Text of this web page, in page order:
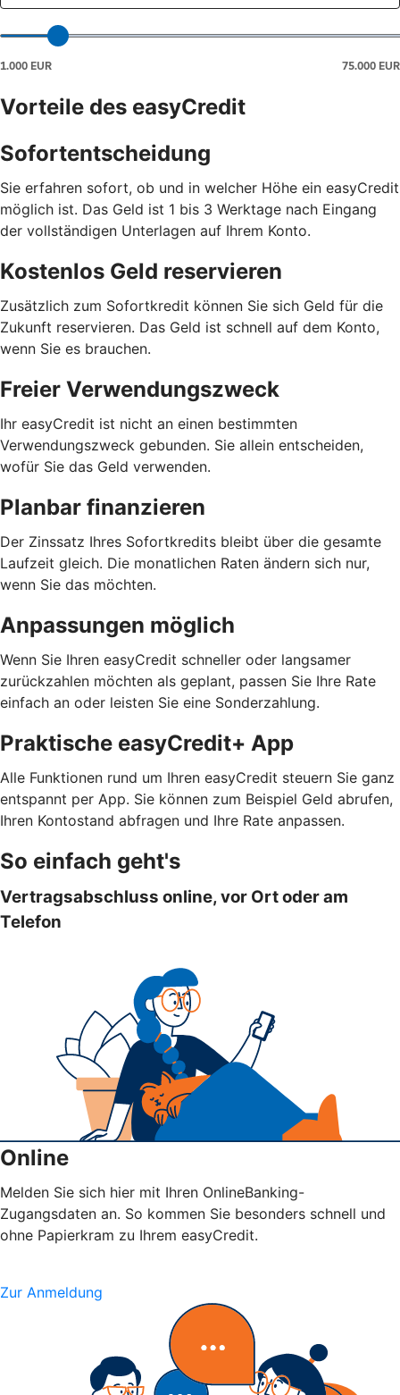
Vorteile des easyCredit
Sofortentscheidung
Sie erfahren sofort, ob und in welcher Höhe ein easyCredit
möglich ist. Das Geld ist 1 bis 3 Werktage nach Eingang
der vollständigen Unterlagen auf Ihrem Konto.
Kostenlos Geld reservieren
Zusätzlich zum Sofortkredit können Sie sich Geld für die
Zukunft reservieren. Das Geld ist schnell auf dem Konto,
wenn Sie es brauchen.
Freier Verwendungszweck
Ihr easyCredit ist nicht an einen bestimmten
Verwendungszweck gebunden. Sie allein entscheiden,
wofür Sie das Geld verwenden.
Planbar finanzieren
Der Zinssatz Ihres Sofortkredits bleibt über die gesamte
Laufzeit gleich. Die monatlichen Raten ändern sich nur,
wenn Sie das möchten.
Anpassungen möglich
Wenn Sie Ihren easyCredit schneller oder langsamer
zurückzahlen möchten als geplant, passen Sie Ihre Rate
einfach an oder leisten Sie eine Sonderzahlung.
Praktische easyCredit+ App
Alle Funktionen rund um Ihren easyCredit steuern Sie ganz
entspannt per App. Sie können zum Beispiel Geld abrufen,
Ihren Kontostand abfragen und Ihre Rate anpassen.
So einfach geht's
Vertragsabschluss online, vor Ort oder am
Telefon
Online
Melden Sie sich hier mit Ihren OnlineBanking-
Zugangsdaten an. So kommen Sie besonders schnell und
ohne Papierkram zu Ihrem easyCredit.
Zur Anmeldung